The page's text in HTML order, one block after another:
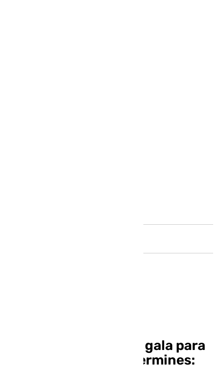
Pamplona se viste de gala para
disfrutar de los Sanfermines: